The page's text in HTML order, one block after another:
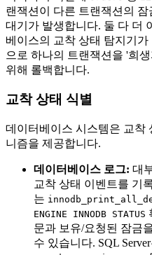
랜잭션이 다른 트랜잭션의
대기가 발생합니다. 둘 다 더
베이스의 교착 상태 탐지기
으로 하나의 트랜잭션을 '희
위해 롤백합니다.
교착 상태 식별
데이터베이스 시스템은 교착
니즘을 제공합니다.
데이터베이스 로그: 대
교착 상태 이벤트를 기
는
ENGINE INNODB STATUS
문과 보유/요청된 잠금
수 있습니다. SQL